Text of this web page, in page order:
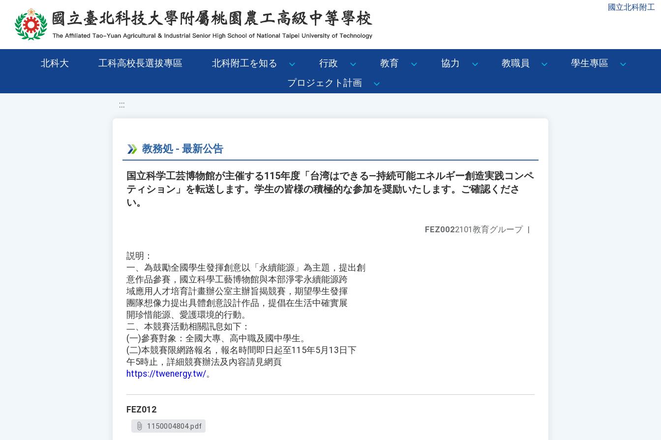
移至網頁之主要內容區位置 國立北科附工
北科大 工科高校長選拔專區 北科附工を知る 行政 教育 協力 教職員
學生專區
プロジェクト計画
:::
教務処 - 最新公告
国立科学工芸博物館が主催する115年度「台湾はできる―持続可能エネルギー創造実践コンペ
ティション」を転送します。学生の皆様の積極的な参加を奨励いたします。ご確認くださ
い。
FEZ0022101教育グループ |
説明：
一、為鼓勵全國學生發揮創意以「永續能源」為主題，提出創
意作品參賽，國立科學工藝博物館與本部淨零永續能源跨
域應用人才培育計畫辦公室主辦旨揭競賽，期望學生發揮
團隊想像力提出具體創意設計作品，提倡在生活中確實展
開珍惜能源、愛護環境的行動。
二、本競賽活動相關訊息如下：
(一)參賽對象：全國大專、高中職及國中學生。
(二)本競賽限網路報名，報名時間即日起至115年5月13日下
午5時止，詳細競賽辦法及內容請見網頁
https://twenergy.tw/。
FEZ012
1150004804.pdf